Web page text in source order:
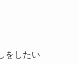
をしたい